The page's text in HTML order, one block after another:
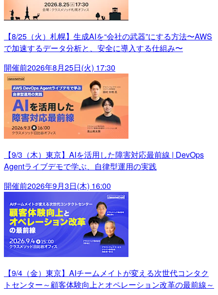
【8/25（火）札幌】生成AIを“会社の武器”にする方法〜AWS
で加速するデータ分析と、安全に導入する仕組み〜
開催前2026年8月25日(火) 17:30
【9/3（木）東京】AIを活用した障害対応最前線 | DevOps
Agentライブデモで学ぶ、自律型運用の実践
開催前2026年9月3日(木) 16:00
【9/4（金）東京】AIチームメイトが変える次世代コンタク
トセンター～顧客体験向上とオペレーション改革の最前線～